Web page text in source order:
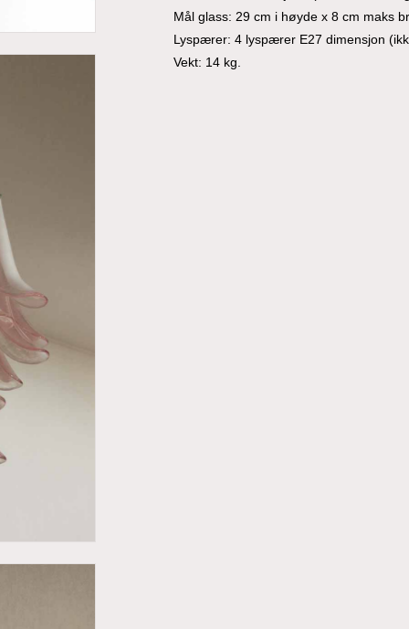
Mål glass: 29 cm i høyde x 8 cm maks
Lyspærer: 4 lyspærer E27 dimensjon
Vekt: 14 kg.